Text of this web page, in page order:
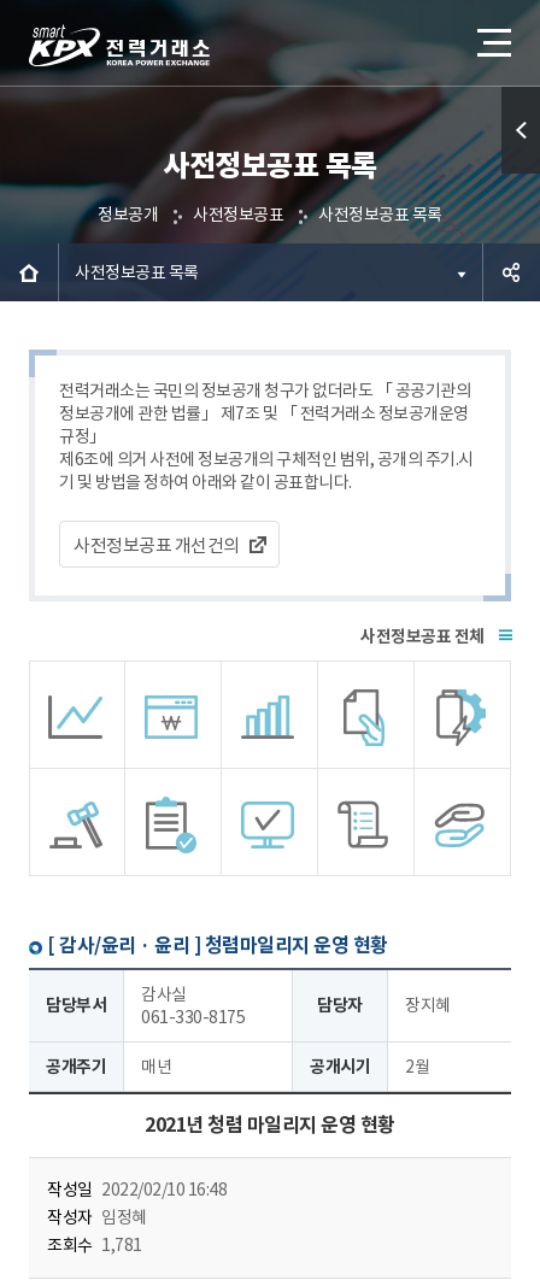
사전정보공표 목록
정보공개 사전정보공표 사전정보공표 목록
사전정보공표 목록
전력거래소는 국민의 정보공개 청구가 없더라도 「 공공기관의
정보공개에 관한 법률」 제7조 및 「 전력거래소 정보공개운영
규정」
제6조에 의거 사전에 정보공개의 구체적인 범위, 공개의 주기.시
기 및 방법을 정하여 아래와 같이 공표합니다.
사전정보공표 개선건의
전체
[ 감사/윤리 · 윤리 ] 청렴마일리지 운영 현황
담당부서
감사실
061-330-8175
담당자 장지혜
공개주기 매년 공개시기 2월
2021년 청렴 마일리지 운영 현황
작성일 2022/02/10 16:48
작성자 임정혜
조회수 1,781
퀵메
뉴 열
기